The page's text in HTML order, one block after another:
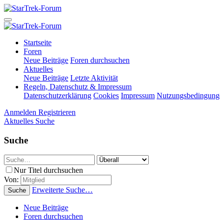
Startseite
Foren
Neue Beiträge Foren durchsuchen
Aktuelles
Neue Beiträge Letzte Aktivität
Regeln, Datenschutz & Impressum
Datenschutzerklärung Cookies Impressum
Anmelden Registrieren
Aktuelles Suche
Suche
Nur Titel durchsuchen
Von:
Suche Erweiterte Suche…
Neue Beiträge
Foren durchsuchen